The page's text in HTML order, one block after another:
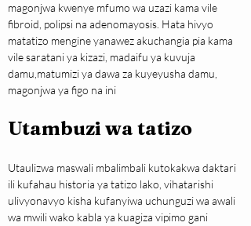
magonjwa kwenye mfumo wa uzazi kama vile
fibroid, polipsi na adenomayosis. Hata hivyo
matatizo mengine yanawez akuchangia pia kama
vile saratani ya kizazi, madaifu ya kuvuja
damu,matumizi ya dawa za kuyeyusha damu,
magonjwa ya figo na ini
Utambuzi wa tatizo
Utaulizwa maswali mbalimbali kutokakwa daktari
ili kufahau historia ya tatizo lako, vihatarishi
ulivyonavyo kisha kufanyiwa uchunguzi wa awali
wa mwili wako kabla ya kuagiza vipimo gani